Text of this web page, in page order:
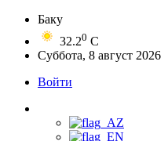
Баку
32.20 C
Суббота, 8 август 2026
Войти